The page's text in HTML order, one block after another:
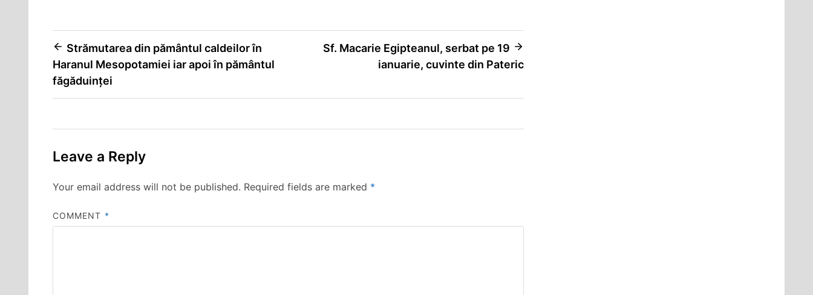
Post
navigation
Strămutarea din pământul caldeilor în
Haranul Mesopotamiei iar apoi în pământul
făgăduinței
Sf. Macarie Egipteanul, serbat pe 19
ianuarie, cuvinte din Pateric
Leave a Reply
Your email address will not be published. Required fields are marked *
COMMENT *